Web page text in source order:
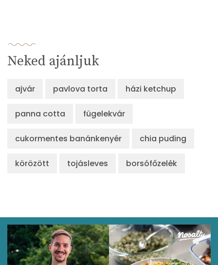
Neked ajánljuk
ajvár pavlova torta házi ketchup
panna cotta fügelekvár
cukormentes banánkenyér chia puding
körözött tojásleves borsófőzelék